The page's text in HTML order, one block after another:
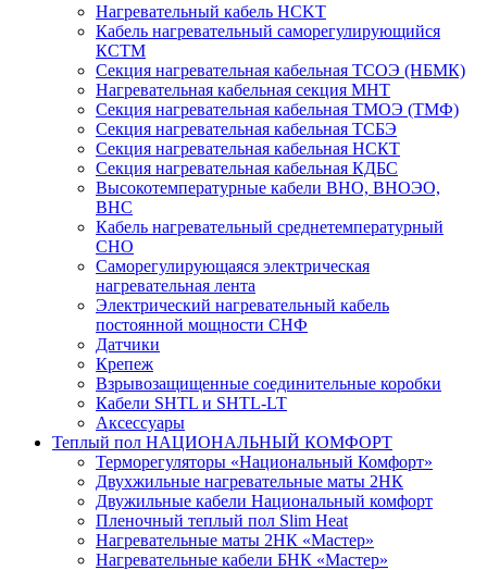
Нагревательный кабель НCKТ
Кабель нагревательный саморегулирующийся
КСТМ
Секция нагревательная кабельная ТСОЭ (НБМК)
Нагревательная кабельная секция МНТ
Секция нагревательная кабельная ТМОЭ (ТМФ)
Секция нагревательная кабельная ТСБЭ
Секция нагревательная кабельная НСКТ
Секция нагревательная кабельная КДБС
Высокотемпературные кабели ВНО, ВНОЭО,
ВНС
Кабель нагревательный среднетемпературный
СНО
Саморегулирующаяся электрическая
нагревательная лента
Электрический нагревательный кабель
постоянной мощности СНФ
Датчики
Крепеж
Взрывозащищенные соединительные коробки
Кабели SHTL и SHTL-LT
Аксессуары
Теплый пол НАЦИОНАЛЬНЫЙ КОМФОРТ
Терморегуляторы «Национальный Комфорт»
Двухжильные нагревательные маты 2НК
Двужильные кабели Национальный комфорт
Пленочный теплый пол Slim Heat
Нагревательные маты 2НК «Мастер»
Нагревательные кабели БНК «Мастер»